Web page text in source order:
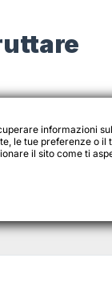
informazioni
le tue preferenze o
il sito come ti